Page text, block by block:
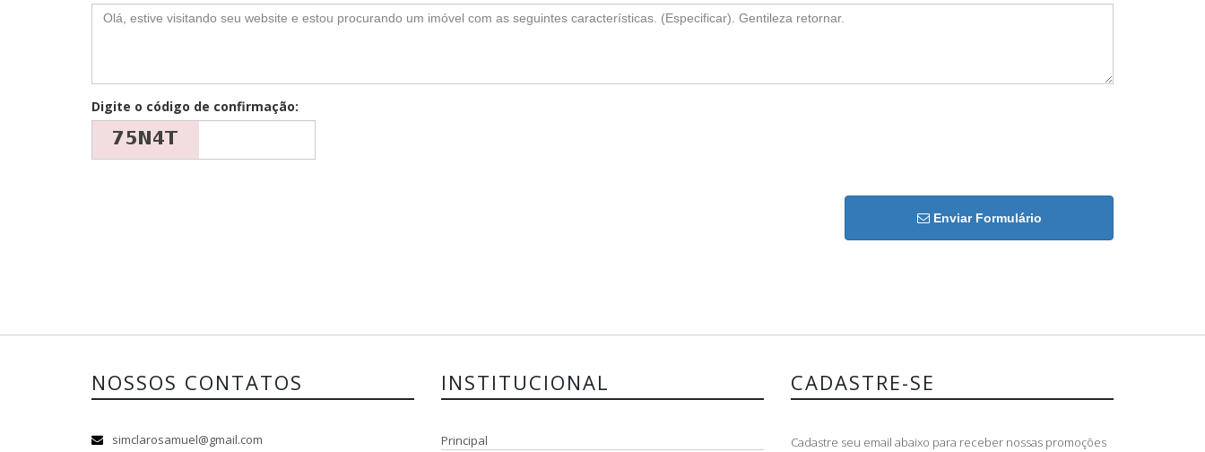
Digite o código de confirmação:
Enviar Formulário
NOSSOS CONTATOS
simclarosamuel@gmail.com
INSTITUCIONAL
Principal
CADASTRE-SE
Cadastre seu email abaixo para receber nossas promoções